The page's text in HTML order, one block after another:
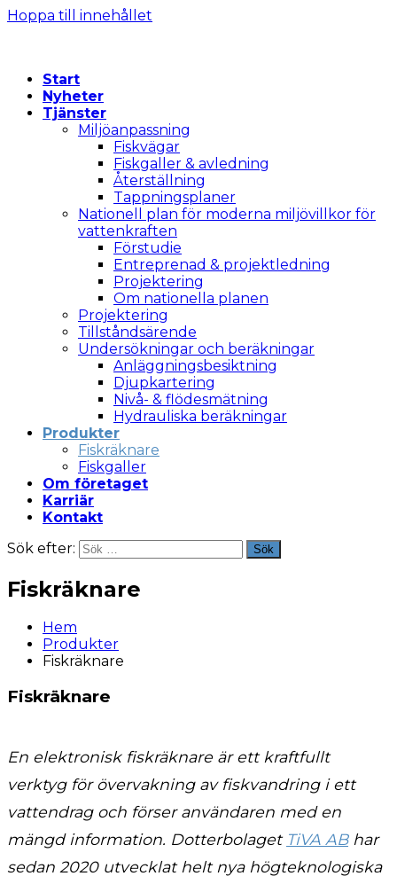
Hoppa till innehållet
Start
Nyheter
Tjänster
Miljöanpassning
Fiskvägar
Fiskgaller & avledning
Återställning
Tappningsplaner
Nationell plan för moderna miljövillkor för
vattenkraften
Förstudie
Entreprenad & projektledning
Projektering
Om nationella planen
Projektering
Tillståndsärende
Undersökningar och beräkningar
Anläggningsbesiktning
Djupkartering
Nivå- & flödesmätning
Hydrauliska beräkningar
Produkter
Fiskräknare
Fiskgaller
Om företaget
Karriär
Kontakt
Sök efter:
Sök
Fiskräknare
Hem
Produkter
Fiskräknare
Fiskräknare
En elektronisk fiskräknare är ett kraftfullt
verktyg för övervakning av fiskvandring i ett
vattendrag och förser användaren med en
mängd information. Dotterbolaget TiVA ABhar
sedan 2020 utvecklat helt nya högteknologiska